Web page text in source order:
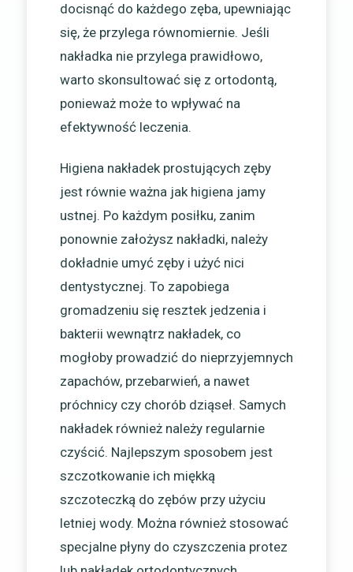
docisnąć do każdego zęba, upewniając
się, że przylega równomiernie. Jeśli
nakładka nie przylega prawidłowo,
warto skonsultować się z ortodontą,
ponieważ może to wpływać na
efektywność leczenia.
Higiena nakładek prostujących zęby
jest równie ważna jak higiena jamy
ustnej. Po każdym posiłku, zanim
ponownie założysz nakładki, należy
dokładnie umyć zęby i użyć nici
dentystycznej. To zapobiega
gromadzeniu się resztek jedzenia i
bakterii wewnątrz nakładek, co
mogłoby prowadzić do nieprzyjemnych
zapachów, przebarwień, a nawet
próchnicy czy chorób dziąseł. Samych
nakładek również należy regularnie
czyścić. Najlepszym sposobem jest
szczotkowanie ich miękką
szczoteczką do zębów przy użyciu
letniej wody. Można również stosować
specjalne płyny do czyszczenia protez